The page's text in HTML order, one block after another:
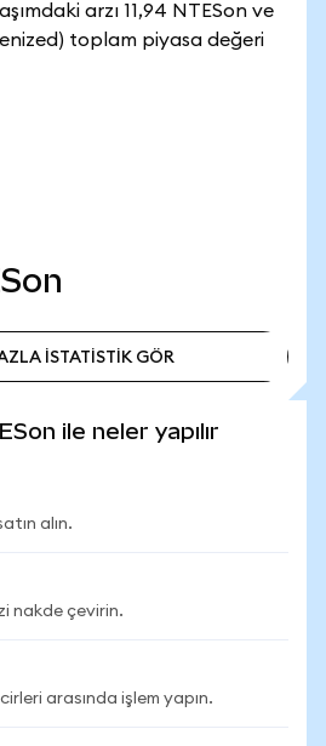
arzı 11,94 NTESon ve
toplam piyasa değeri
İSTATİSTİK GÖR
ile neler yapılır
alın.
nakde çevirin.
arasında işlem yapın.